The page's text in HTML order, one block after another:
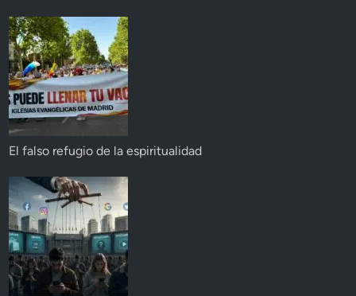
El falso refugio de la espiritualidad